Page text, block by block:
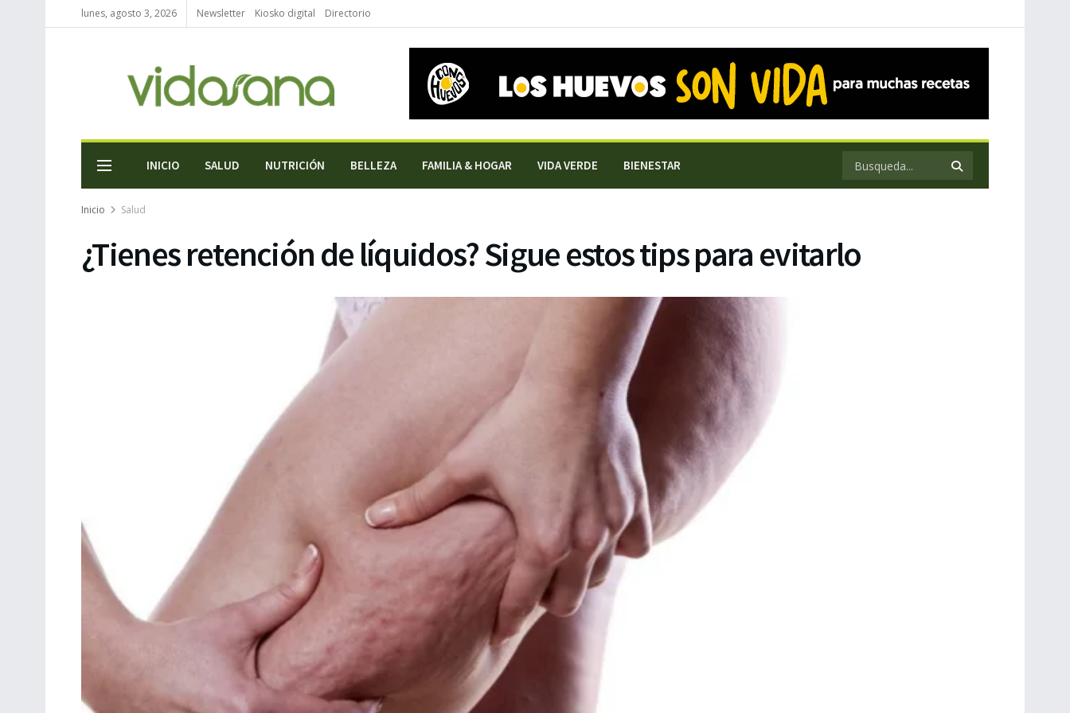
lunes, agosto 3, 2026 Newsletter Kiosko digital Directorio
INICIO SALUD NUTRICIÓN BELLEZA FAMILIA & HOGAR VIDA VERDE BIENESTAR
Inicio Salud
¿Tienes retención de líquidos? Sigue estos tips para evitarlo